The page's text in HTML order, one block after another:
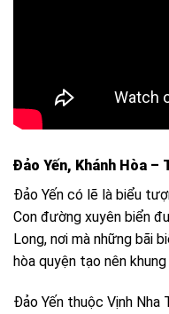
Đảo Yến, Khánh Hòa
Đảo Yến có lẽ là biểu
Con đường xuyên biển
Long, nơi mà những bãi
hòa quyện tạo nên
Đảo Yến thuộc Vịnh Nha